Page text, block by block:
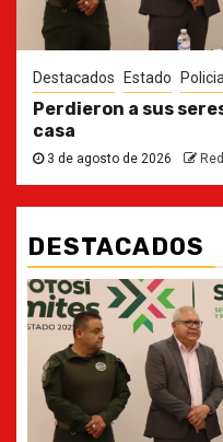
Destacados Estado
Perdieron a sus
casa
3 de agosto de 2026
DESTACADOS